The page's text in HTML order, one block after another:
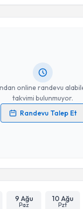
Takvim Talebini
online randevu
takvimi bulunmuyor.
Randevu Talep Et
işlenmesine ilişkin
9 Ağu
Paz
10 Ağu
Pzt